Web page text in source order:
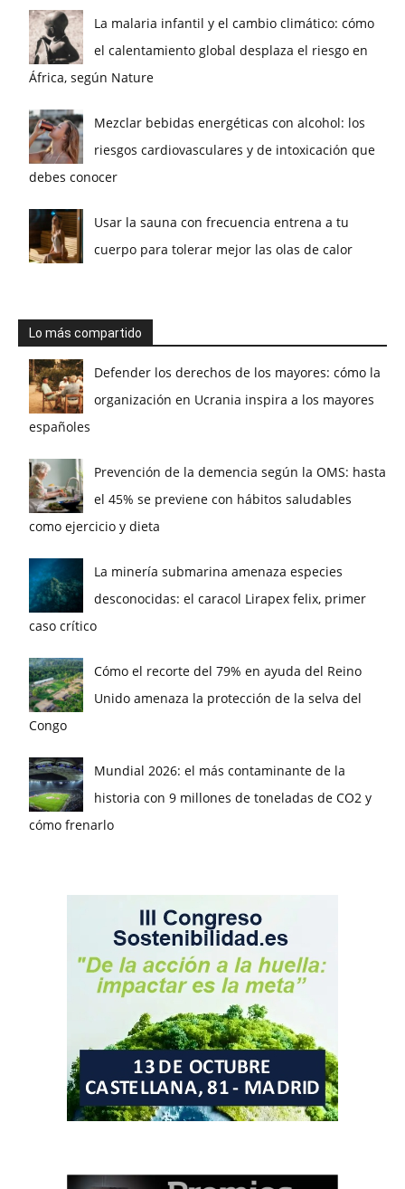
La malaria infantil y el cambio climático: cómo
el calentamiento global desplaza el riesgo en
África, según Nature
Mezclar bebidas energéticas con alcohol: los
riesgos cardiovasculares y de intoxicación que
debes conocer
Usar la sauna con frecuencia entrena a tu
cuerpo para tolerar mejor las olas de calor
Lo más compartido
Defender los derechos de los mayores: cómo la
organización en Ucrania inspira a los mayores
españoles
Prevención de la demencia según la OMS: hasta
el 45% se previene con hábitos saludables
como ejercicio y dieta
La minería submarina amenaza especies
desconocidas: el caracol Lirapex felix, primer
caso crítico
Cómo el recorte del 79% en ayuda del Reino
Unido amenaza la protección de la selva del
Congo
Mundial 2026: el más contaminante de la
historia con 9 millones de toneladas de CO2 y
cómo frenarlo